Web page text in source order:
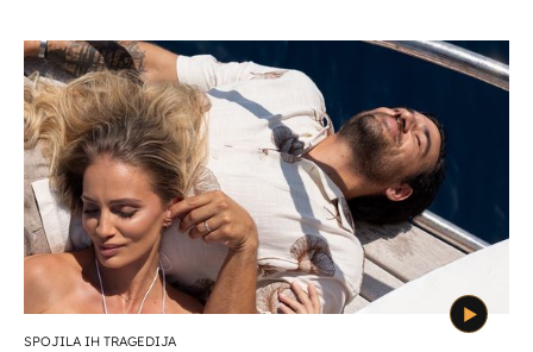
SPOJILA IH TRAGEDIJA